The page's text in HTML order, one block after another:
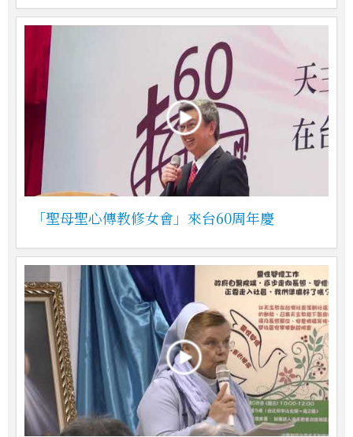
「聖母聖心傳教修女會」來台60周年慶